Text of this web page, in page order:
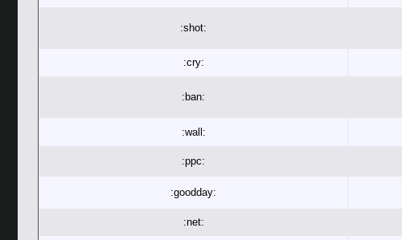
:shot:
:cry:
:ban:
:wall:
:ppc:
:goodday:
:net: